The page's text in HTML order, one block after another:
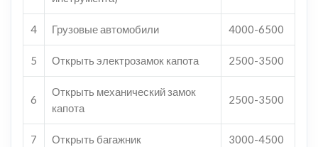
4 Грузовые автомобили 4000-6500
5 Открыть электрозамок капота 2500-3500
6
Открыть механический замок
капота
2500-3500
7 Открыть багажник 3000-4500